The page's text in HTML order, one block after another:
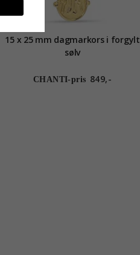
15 x 25 mm dagmarkors i forgylt
sølv
CHANTI-pris 849,-